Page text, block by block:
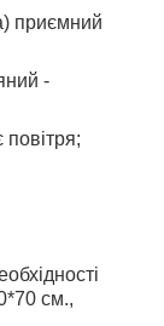
приємний
-
повітря;
см.,